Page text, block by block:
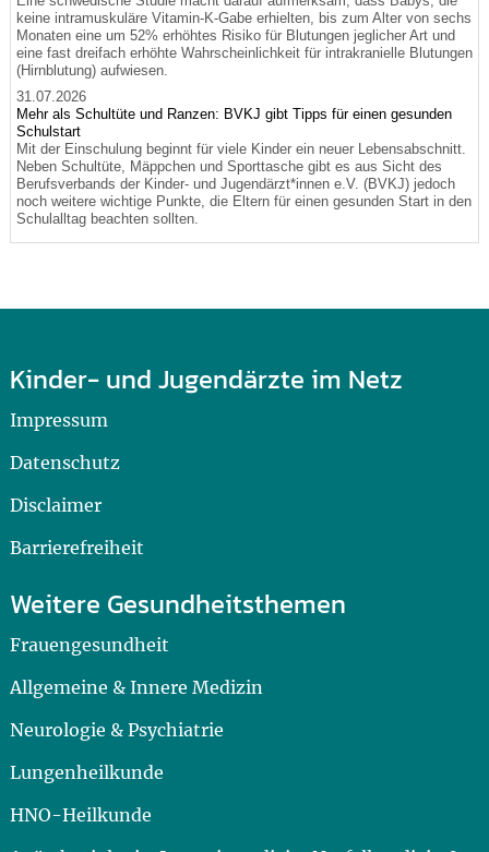
keine intramuskuläre Vitamin-K-Gabe erhielten, bis zum Alter von sechs
Monaten eine um 52% erhöhtes Risiko für Blutungen jeglicher Art und
eine fast dreifach erhöhte Wahrscheinlichkeit für intrakranielle Blutungen
(Hirnblutung) aufwiesen.
31.07.2026
Mehr als Schultüte und Ranzen: BVKJ gibt Tipps für einen gesunden
Schulstart
Mit der Einschulung beginnt für viele Kinder ein neuer Lebensabschnitt.
Neben Schultüte, Mäppchen und Sporttasche gibt es aus Sicht des
Berufsverbands der Kinder- und Jugendärzt*innen e.V. (BVKJ) jedoch
noch weitere wichtige Punkte, die Eltern für einen gesunden Start in den
Schulalltag beachten sollten.
Kinder- und Jugendärzte im Netz
Impressum
Datenschutz
Disclaimer
Barrierefreiheit
Weitere Gesundheitsthemen
Frauengesundheit
Allgemeine & Innere Medizin
Neurologie & Psychiatrie
Lungenheilkunde
HNO-Heilkunde